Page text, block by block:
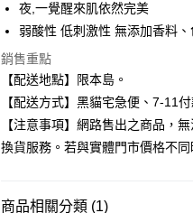
悠遊付
全盈+PAY
大哥付你分期
相關說明
【大哥付你分期使用說明】
流程，驗證手機門號後，選擇欲分期
夜,一覺醒來肌依然完美
弱酸性 低刺激性 無添加香料
銷售重點
【配送地點】限本島。
【配送方式】黑貓宅急便、7-11
【注意事項】網路售出之商品，
換貨服務。若與實體門市價格不
商品相關分類 (1)